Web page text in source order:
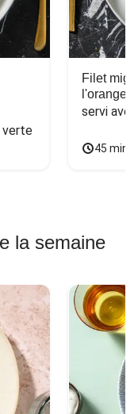
verte
Filet
l'orange
servi
45
la semaine